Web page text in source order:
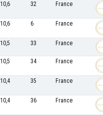
10,6 32 France
10,6 6 France
10,5 33 France
10,5 34 France
10,4 35 France
10,4 36 France